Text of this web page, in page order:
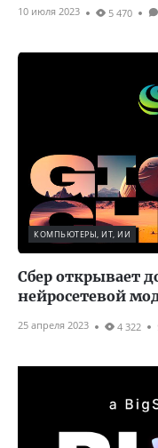
10 июля 2023 5 470
КОМПЬЮТЕРЫ, ИТ, ИИ
Сбер открывает
нейросетевой
25 апреля 2023 4 322